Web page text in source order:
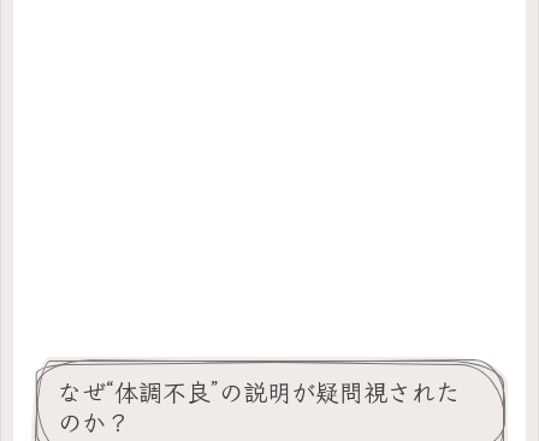
なぜ“体調不良”の説明が疑問視された
のか？